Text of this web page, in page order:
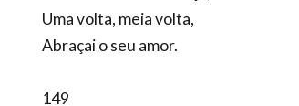
Uma volta, meia volta,
Abraçai o seu amor.
149